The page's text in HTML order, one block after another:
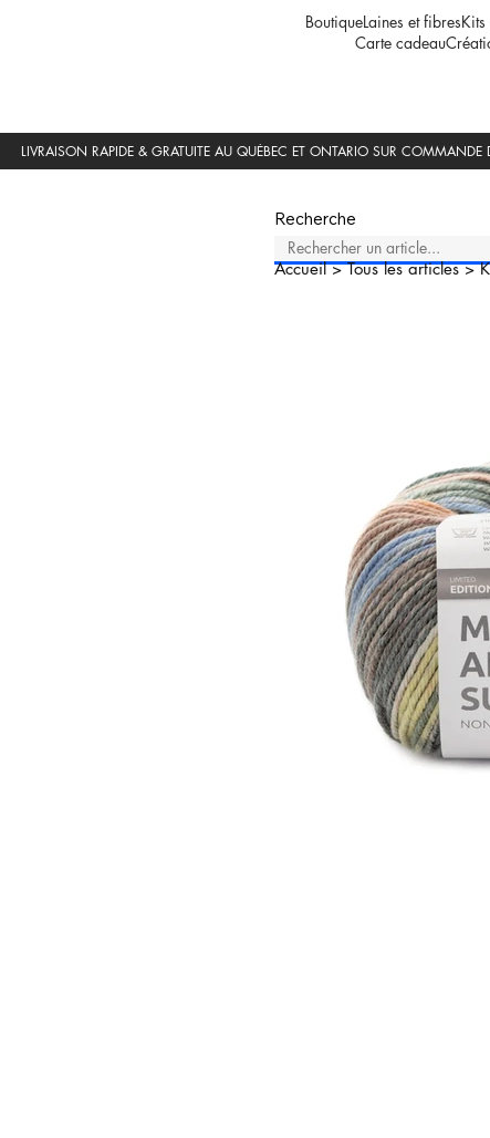
BoutiqueLaines et fibres
Carte cadeau
Recherche
Accueil>Tous les articles>